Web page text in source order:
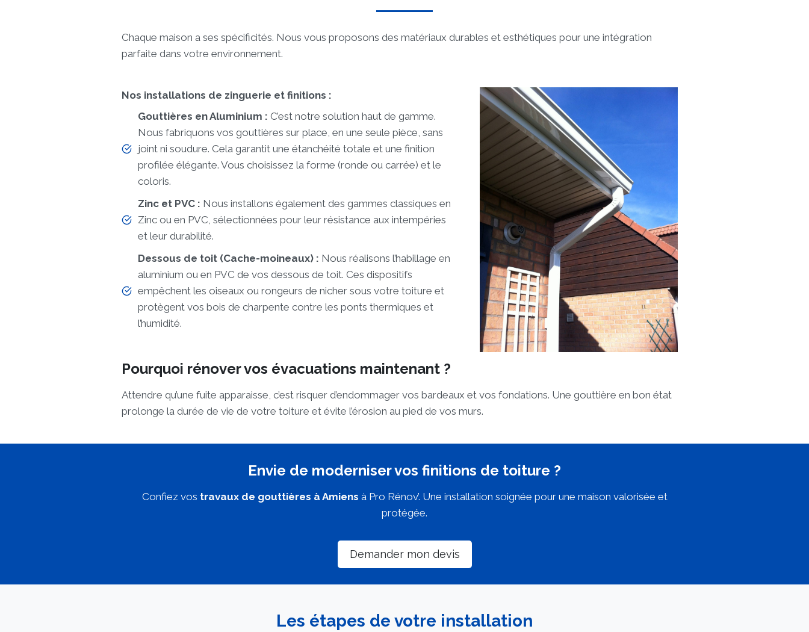
Chaque maison a ses spécificités. Nous vous proposons des matériaux durables et esthétiques pour une intégration
parfaite dans votre environnement.
Nos installations de zinguerie et finitions :
Gouttières en Aluminium : C’est notre solution haut de gamme.
Nous fabriquons vos gouttières sur place, en une seule pièce, sans
joint ni soudure. Cela garantit une étanchéité totale et une finition
profilée élégante. Vous choisissez la forme (ronde ou carrée) et le
coloris.
Zinc et PVC : Nous installons également des gammes classiques en
Zinc ou en PVC, sélectionnées pour leur résistance aux intempéries
et leur durabilité.
Dessous de toit (Cache-moineaux) : Nous réalisons l’habillage en
aluminium ou en PVC de vos dessous de toit. Ces dispositifs
empêchent les oiseaux ou rongeurs de nicher sous votre toiture et
protègent vos bois de charpente contre les ponts thermiques et
l’humidité.
Pourquoi rénover vos évacuations maintenant ?
Attendre qu’une fuite apparaisse, c’est risquer d’endommager vos bardeaux et vos fondations. Une gouttière en bon état
prolonge la durée de vie de votre toiture et évite l’érosion au pied de vos murs.
Envie de moderniser vos finitions de toiture ?
Confiez vos travaux de gouttières à Amiens à Pro Rénov’. Une installation soignée pour une maison valorisée et
protégée.
Demander mon devis
Les étapes de votre installation